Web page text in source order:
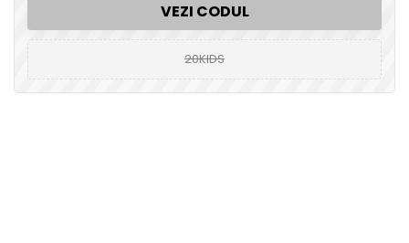
VEZI CODUL
20KIDS